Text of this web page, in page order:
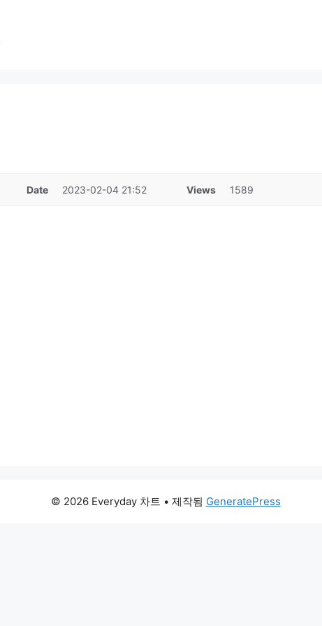
Date 2023-02-04 21:52 Views 1589
© 2026 Everyday 차트 • 제작됨 GeneratePress